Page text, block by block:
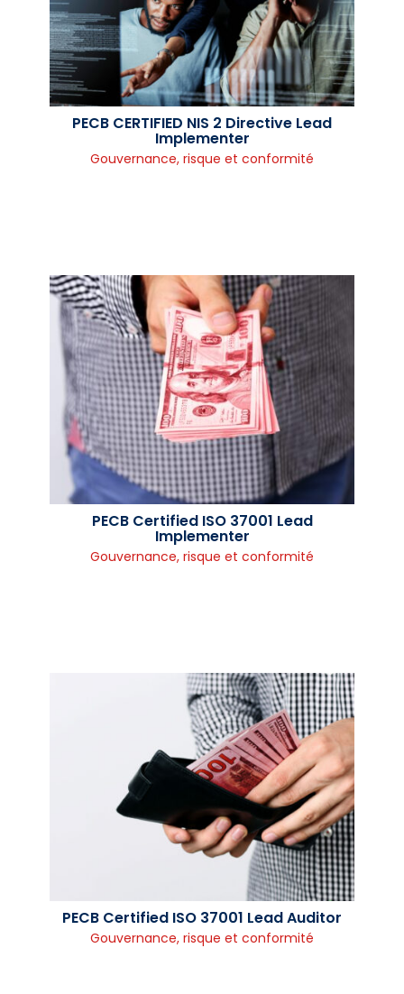
PECB CERTIFIED NIS 2 Directive Lead
Implementer
Gouvernance, risque et conformité
PECB Certified ISO 37001 Lead
Implementer
Gouvernance, risque et conformité
PECB Certified ISO 37001 Lead Auditor
Gouvernance, risque et conformité